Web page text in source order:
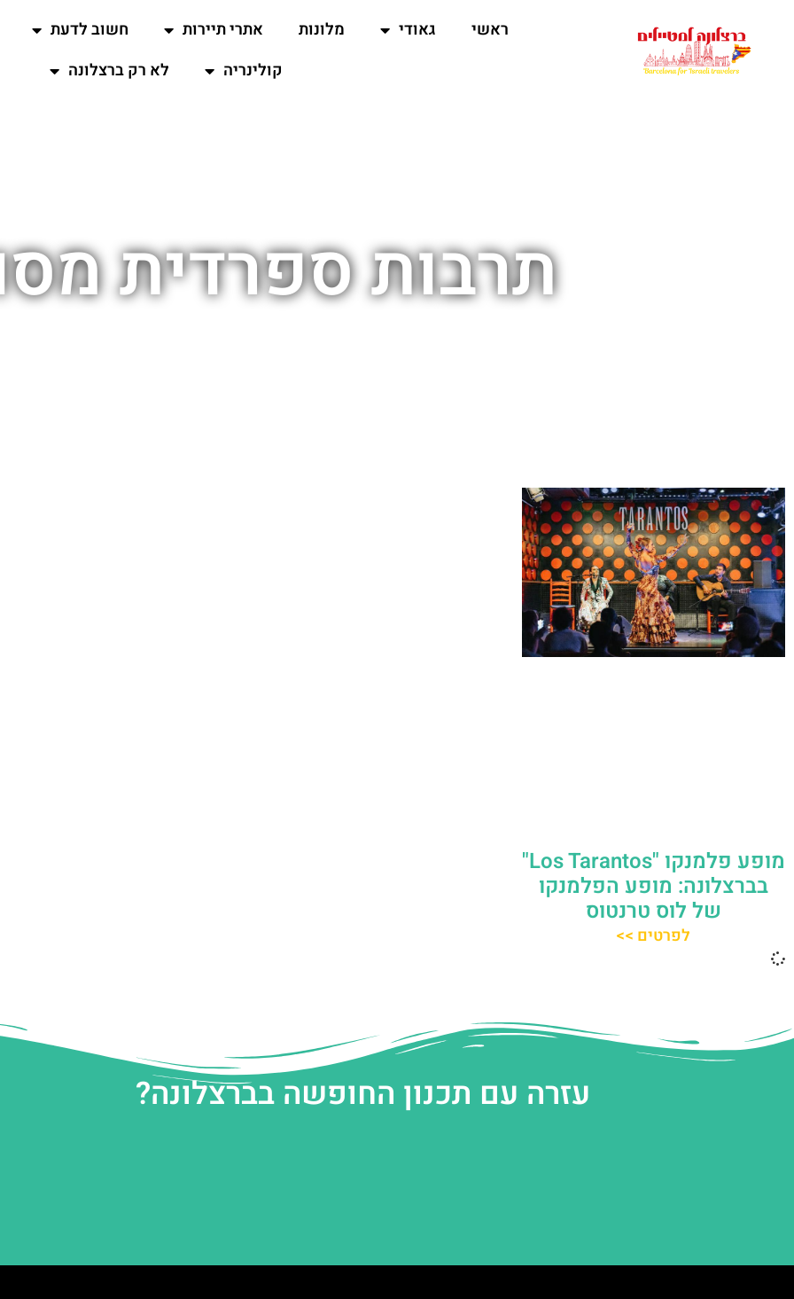
ראשי גאודי מלונות אתרי תיירות חשוב לדעת
קולינריה
לא רק ברצלונה
תרבות ספרדית
מופע פלמנקו "Los Tarantos"
בברצלונה: מופע הפלמנקו
של לוס טרנטוס
לפרטים >>
עזרה עם תכנון החופשה בברצלונה?